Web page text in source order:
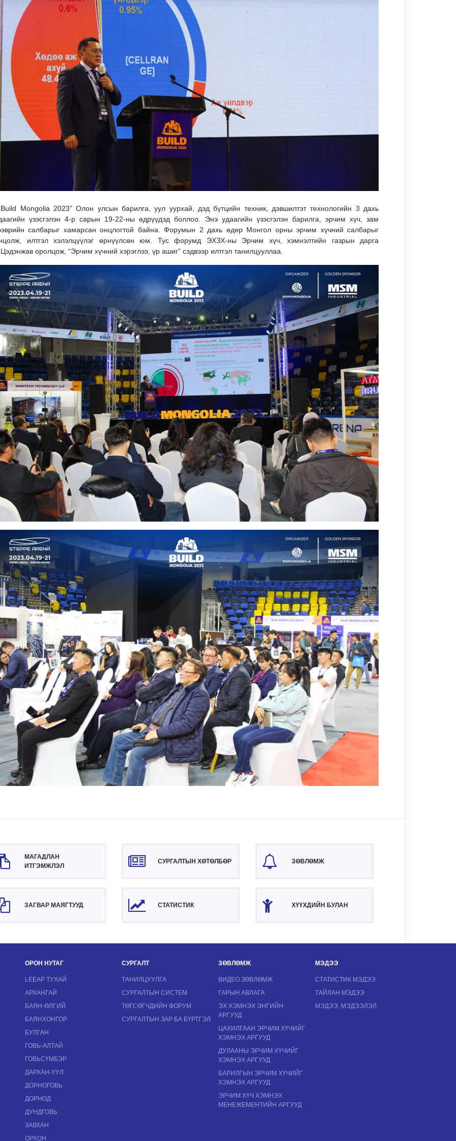
Mongolia 2023” Олон улсын барилга, уул уурхай, дэд бүтцийн техник, дэвшилтэт технологийн 3 дахь
үзэсгэлэн 4-р сарын 19-22-ны өдрүүдэд боллоо. Энэ удаагийн үзэсгэлэн барилга, эрчим хүч, зам
салбарыг хамарсан онцлогтой байна. Форумын 2 дахь өдөр Монгол орны эрчим хүчний салбарыг
илтгэл хэлэлцүүлэг өрнүүлсөн юм. Тус форумд ЭХЗХ-ны Эрчим хүч, хэмнэлтийн газрын дарга
оролцож, “Эрчим хүчний хэрэглээ, үр ашиг” сэдвээр илтгэл танилцууллаа.
МАГАДЛАН
ИТГЭМЖЛЭЛ
СУРГАЛТЫН ХӨТӨЛБӨР ЗӨВЛӨМЖ
ЗАГВАР МАЯГТУУД СТАТИСТИК ХҮҮХДИЙН БУЛАН
ОРОН НУТАГ
LEEAP ТУХАЙ
АРХАНГАЙ
БАЯН-ӨЛГИЙ
БАЯНХОНГОР
БУЛГАН
ГОВЬ-АЛТАЙ
ГОВЬСҮМБЭР
ДАРХАН-УУЛ
ДОРНОГОВЬ
ДОРНОД
ДУНДГОВЬ
ЗАВХАН
ОРХОН
СУРГАЛТ
ТАНИЛЦУУЛГА
СУРГАЛТЫН СИСТЕМ
ТӨГСӨГЧДИЙН ФОРУМ
СУРГАЛТЫН ЗАР БА БҮРТГЭЛ
ЗӨВЛӨМЖ
ВИДЕО ЗӨВЛӨМЖ
ГАРЫН АВЛАГА
ЭХ ХЭМНЭХ ЭНГИЙН
АРГУУД
ЦАХИЛГААН ЭРЧИМ ХҮЧИЙГ
ХЭМНЭХ АРГУУД
ДУЛААНЫ ЭРЧИМ ХҮЧИЙГ
ХЭМНЭХ АРГУУД
БАРИЛГЫН ЭРЧИМ ХҮЧИЙГ
ХЭМНЭХ АРГУУД
ЭРЧИМ ХҮЧ ХЭМНЭХ
МЕНЕЖЕМЕНТИЙН АРГУУД
МЭДЭЭ
СТАТИСТИК МЭДЭЭ
ТАЙЛАН МЭДЭЭ
МЭДЭЭ, МЭДЭЭЛЭЛ